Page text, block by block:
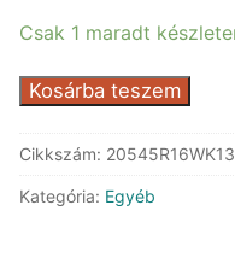
Csak 1 maradt
Hankook
Ventus
XL
Kosárba teszem
Cikkszám:
Kategória: Egyéb